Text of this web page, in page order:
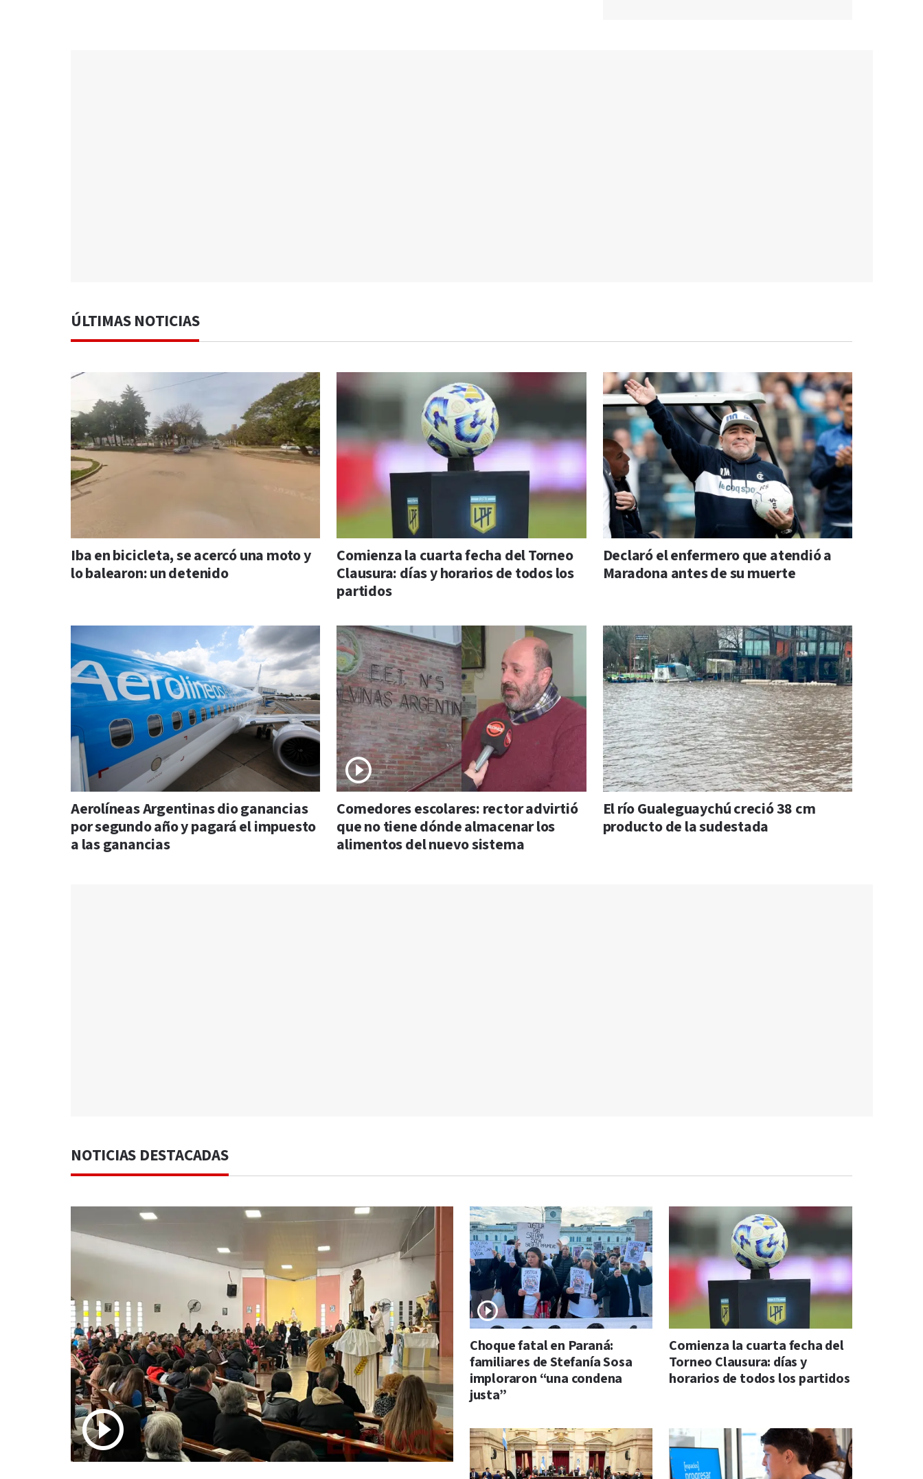
ÚLTIMAS NOTICIAS
Iba en bicicleta, se acercó una moto y
lo balearon: un detenido
Comienza la cuarta fecha del Torneo
Clausura: días y horarios de todos los
partidos
Declaró el enfermero que atendió a
Maradona antes de su muerte
Aerolíneas Argentinas dio ganancias
por segundo año y pagará el impuesto
a las ganancias
Comedores escolares: rector advirtió
que no tiene dónde almacenar los
alimentos del nuevo sistema
El río Gualeguaychú creció 38 cm
producto de la sudestada
NOTICIAS DESTACADAS
Choque fatal en Paraná:
familiares de Stefanía Sosa
imploraron “una condena
justa”
Comienza la cuarta fecha del
Torneo Clausura: días y
horarios de todos los partidos